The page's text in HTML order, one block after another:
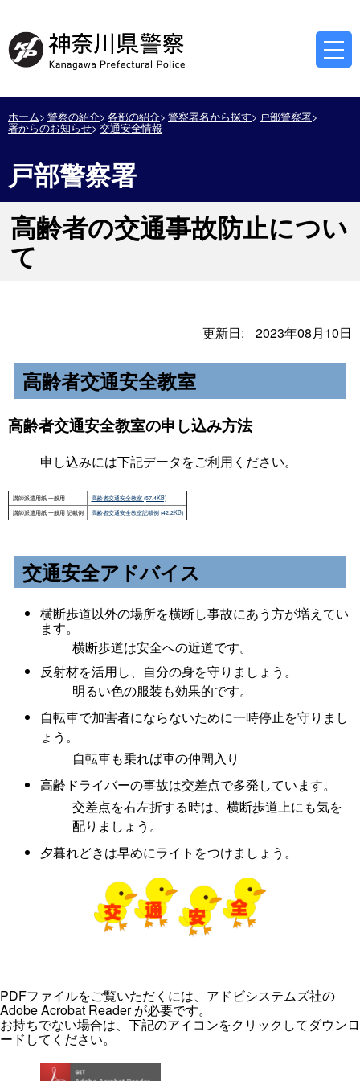
ホーム 警察の紹介 各部の紹介 警察署名から探す 戸部警察署
署からのお知らせ 交通安全情報
戸部警察署
高齢者の交通事故防止につい
て
更新日: 2023年08月10日
高齢者交通安全教室
高齢者交通安全教室の申し込み方法
申し込みには下記データをご利用ください。
交通安全アドバイス
横断歩道以外の場所を横断し事故にあう方が増えてい
ます。
横断歩道は安全への近道です。
反射材を活用し、自分の身を守りましょう。
明るい色の服装も効果的です。
自転車で加害者にならないために一時停止を守りまし
ょう。
自転車も乗れば車の仲間入り
高齢ドライバーの事故は交差点で多発しています。
交差点を右左折する時は、横断歩道上にも気を
配りましょう。
夕暮れどきは早めにライトをつけましょう。
PDFファイルをご覧いただくには、アドビシステムズ社の
Adobe Acrobat Reader が必要です。
お持ちでない場合は、下記のアイコンをクリックしてダウンロ
ードしてください。